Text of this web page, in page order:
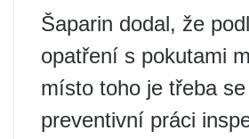
Šaparin dodal, že
opatření s pokutami
místo toho je třeba
preventivní práci